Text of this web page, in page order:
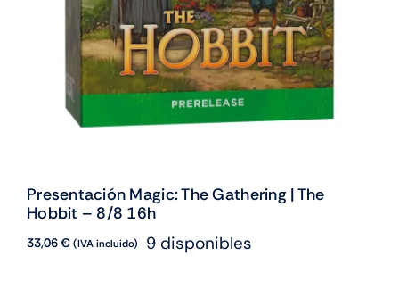
Presentación Magic: The Gathering | The
Hobbit – 8/8 16h
33,06€(IVA incluido) 9 disponibles